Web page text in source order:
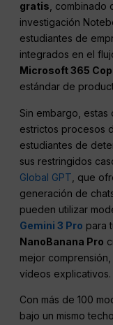
gratis ,
investigación
estudiantes de
integrados en el
Microsoft 365
estándar de
Sin embargo, estas
estrictos procesos
estudiantes de
sus restringidos
Global GPT , que
generación de
pueden utilizar
Gemini 3 Pro para
NanoBanana Pro
mejor
vídeos explicativos.
Con más de 100
bajo un mismo